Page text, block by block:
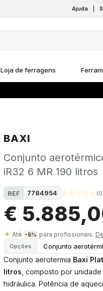
Ajuda
Loja de ferragens
BAXI
Conjunto
iR32 6 MR 190 litros
REF 7784954 (0
€
Até -5% para profissionais.
Opções Conjunto
Conjunto aerotermia Baxi
litros , composto por
hidráulica. Potência de